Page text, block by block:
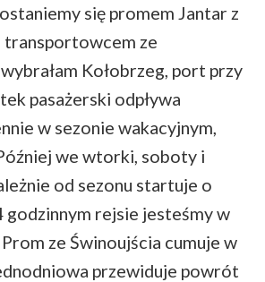
się promem Jantar z
transportowcem ze
Kołobrzeg, port przy
pasażerski odpływa
w sezonie wakacyjnym,
we wtorki, soboty i
od sezonu startuje o
godzinnym rejsie jesteśmy w
ze Świnoujścia cumuje w
przewiduje powrót